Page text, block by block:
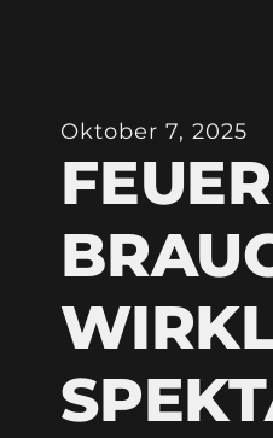
Oktober 7, 2025